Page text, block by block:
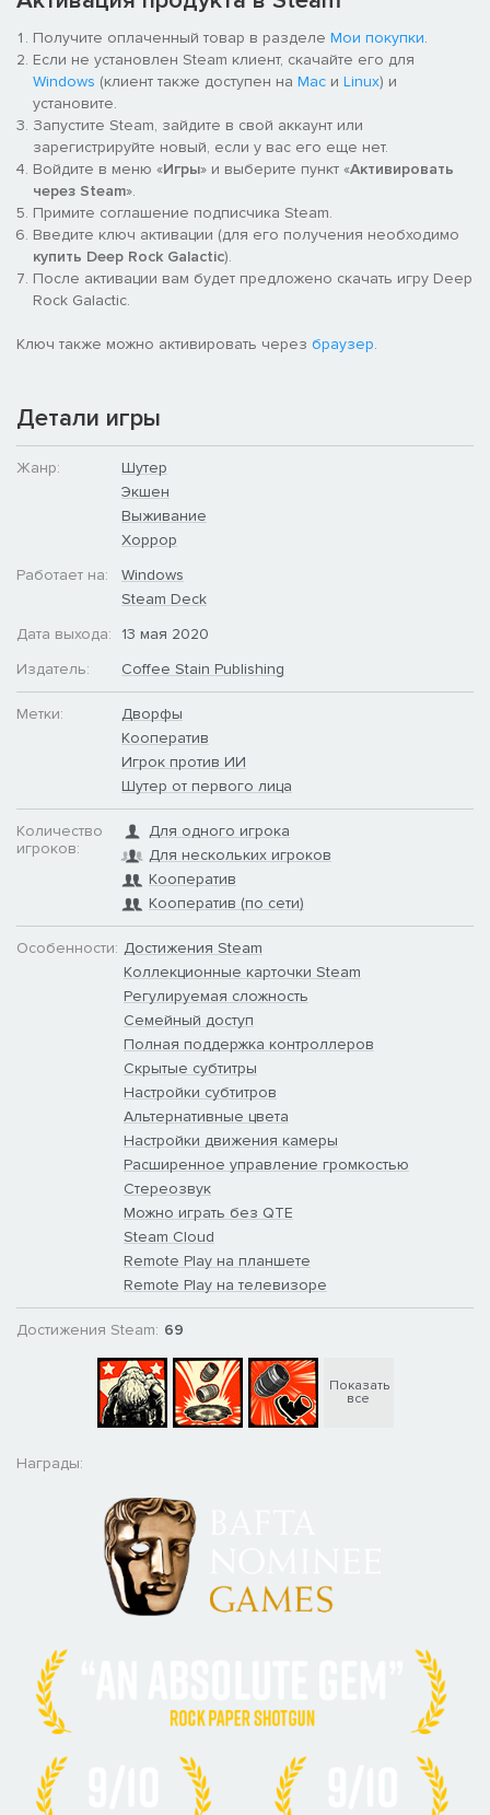
запоминающимся.
Высокотехнологичные устройства и оружие
Чтобы сделать дело, нужны подходящие инструменты, и уж в
этом-то гномы знают толк. В их арсенале есть мощнейшее
оружие и самые современные устройства: огнеметы,
пулеметы, портативные подъемники и многое другое.
Осветите свой путь
Подземные пещеры темны и полны ужасов. Чтобы найти путь
в непроглядной тьме, вам придется самостоятельно
освещать пещеры.
Получите оплаченный товар в разделе Мои покупки.
Если не установлен Steam клиент, скачайте его для
Windows (клиент также доступен на Mac и Linux) и
установите.
Запустите Steam, зайдите в свой аккаунт или
зарегистрируйте новый, если у вас его еще нет.
Войдите в меню «Игры» и выберите пункт «Активировать
через Steam».
Примите соглашение подписчика Steam.
Введите ключ активации (для его получения необходимо
купить Deep Rock Galactic).
После активации вам будет предложено скачать игру Deep
Rock Galactic.
Ключ также можно активировать через браузер.
Детали игры
Жанр:
Шутер
Экшен
Выживание
Хоррор
Работает на:
Windows
Steam Deck
Дата выхода:
13 мая 2020
Издатель:
Coffee Stain Publishing
Метки:
Дворфы
Кооператив
Игрок против ИИ
Шутер от первого лица
Количество
игроков:
Для одного игрока
Для нескольких игроков
Кооператив
Кооператив (по сети)
Особенности: Достижения Steam
Коллекционные карточки Steam
Регулируемая сложность
Семейный доступ
Полная поддержка контроллеров
Скрытые субтитры
Настройки субтитров
Альтернативные цвета
Настройки движения камеры
Расширенное управление громкостью
Стереозвук
Можно играть без QTE
Steam Cloud
Remote Play на планшете
Remote Play на телевизоре
Достижения Steam: 69
Показать
все
Награды: